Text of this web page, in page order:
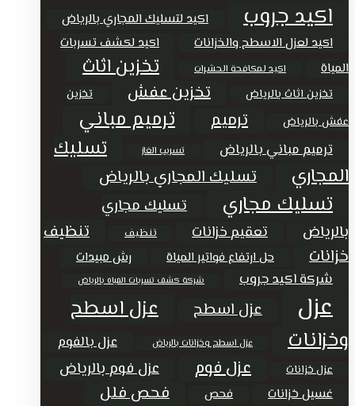
اكيد جروب اكيد لتسليك المجاري بالرياض
اكيد لعزل الاسطح والخزانات
اكيد لكشف تسربات
المياة
اكيد لمكافحة الحشرات تخزين اثاث
تخزين اثاث بالرياض تخزين عفش
تخزين
عفش بالرياض
ترميم ترميم مباني
ترميم مباني بالرياض تسريب الغاز
تسليك
المجاري
تسليك المجاري بالرياض
تسليك مجاري
تسليك مجاري
بالرياض
تعقيم خزانات تنظيف
تنظيف
خزانات
حل ارتفاع فواتير المياة رش مبيدات
شركة اكيد جروب شركة كشف تسربات المياه بالرياض
عزل عزل اسطح
عزل اسطح
وخزانات
عزل اسطح وخزانات بالرياض عزل بالفوم
عزل خزانات عزل فوم عزل فوم بالرياض
غسيل خزانات فحص فحص فلل